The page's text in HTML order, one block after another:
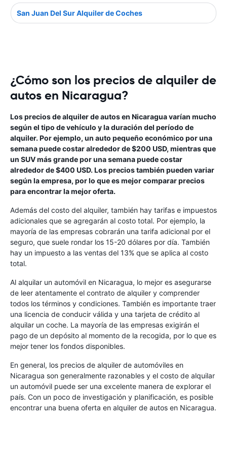
San Juan Del Sur Alquiler de Coches
¿Cómo son los precios de alquiler de
autos en Nicaragua?
Los precios de alquiler de autos en Nicaragua varían mucho
según el tipo de vehículo y la duración del período de
alquiler. Por ejemplo, un auto pequeño económico por una
semana puede costar alrededor de $200 USD, mientras que
un SUV más grande por una semana puede costar
alrededor de $400 USD. Los precios también pueden variar
según la empresa, por lo que es mejor comparar precios
para encontrar la mejor oferta.
Además del costo del alquiler, también hay tarifas e impuestos
adicionales que se agregarán al costo total. Por ejemplo, la
mayoría de las empresas cobrarán una tarifa adicional por el
seguro, que suele rondar los 15-20 dólares por día. También
hay un impuesto a las ventas del 13% que se aplica al costo
total.
Al alquilar un automóvil en Nicaragua, lo mejor es asegurarse
de leer atentamente el contrato de alquiler y comprender
todos los términos y condiciones. También es importante traer
una licencia de conducir válida y una tarjeta de crédito al
alquilar un coche. La mayoría de las empresas exigirán el
pago de un depósito al momento de la recogida, por lo que es
mejor tener los fondos disponibles.
En general, los precios de alquiler de automóviles en
Nicaragua son generalmente razonables y el costo de alquilar
un automóvil puede ser una excelente manera de explorar el
país. Con un poco de investigación y planificación, es posible
encontrar una buena oferta en alquiler de autos en Nicaragua.